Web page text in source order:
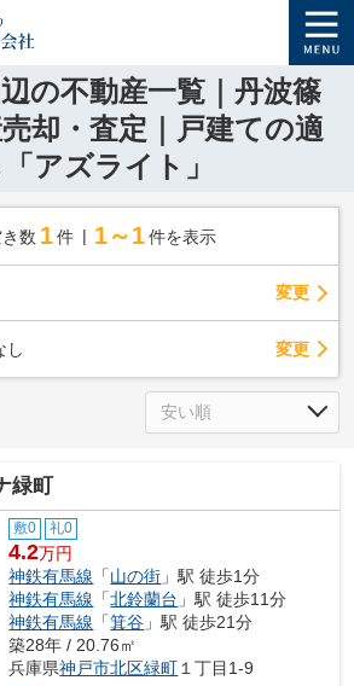
の不動産一覧｜丹波篠
却・査定｜戸建ての適
アズライト」
数 1 件 1～1 件を表示
変更
し 変更
緑町
敷0 礼0
4.2万円
神鉄有馬線 「山の街 」駅 徒歩1分
神鉄有馬線 「北鈴蘭台 」駅 徒歩11分
神鉄有馬線 「箕谷 」駅 徒歩21分
築28年 / 20.76㎡
兵庫県神戸市北区緑町１丁目1-9